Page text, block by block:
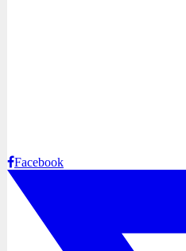
Facebook